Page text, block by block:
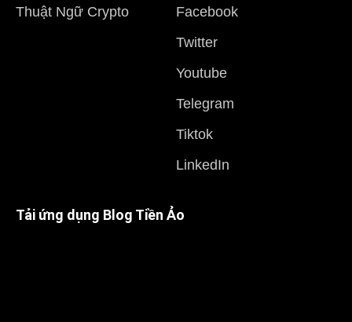
Thuật Ngữ Crypto
Facebook
Twitter
Youtube
Telegram
Tiktok
LinkedIn
Tải ứng dụng Blog Tiền Ảo